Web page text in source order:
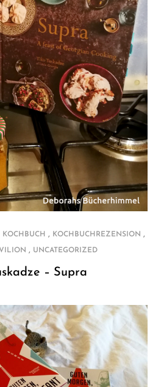
KOCHBUCH , KOCHBUCHREZENSION ,
, UNCATEGORIZED
– Supra